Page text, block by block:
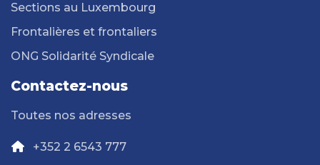
Sections au Luxembourg
Frontalières et frontaliers
ONG Solidarité Syndicale
Contactez-nous
Toutes nos adresses
+352 2 6543 777